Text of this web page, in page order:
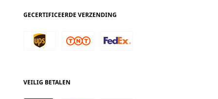
GECERTIFICEERDE VERZENDING
VEILIG BETALEN